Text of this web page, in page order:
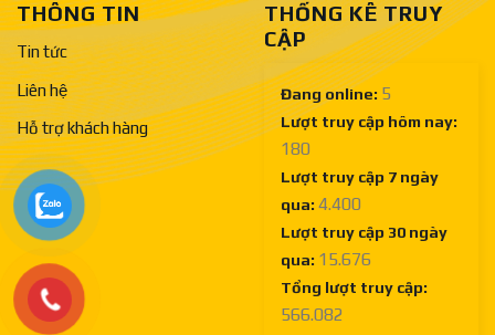
THÔNG TIN
Tin tức
Liên hệ
Hỗ trợ khách hàng
THỐNG KÊ TRUY
CẬP
Đang online: 5
Lượt truy cập hôm nay:
180
Lượt truy cập 7 ngày
qua: 4.400
Lượt truy cập 30 ngày
qua: 15.676
Tổng lượt truy cập:
566.082